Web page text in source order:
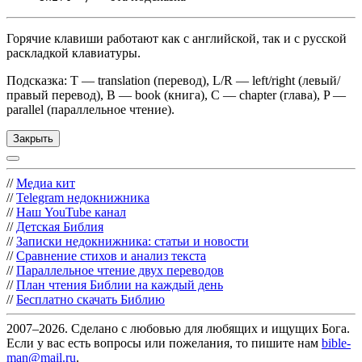
Горячие клавиши работают как с английской, так и с русской
раскладкой клавиатуры.
Подсказка: T — translation (перевод), L/R — left/right (левый/
правый перевод), B — book (книга), C — chapter (глава), P —
parallel (параллельное чтение).
Закрыть
// Медиа кит
// Telegram недокнижника
// Наш YouTube канал
// Детская Библия
// Записки недокнижника: статьи и новости
// Сравнение стихов и анализ текста
// Параллельное чтение двух переводов
// План чтения Библии на каждый день
// Бесплатно скачать Библию
2007–2026. Сделано с любовью для любящих и ищущих Бога.
Если у вас есть вопросы или пожелания, то пишите нам bible-
man@mail.ru.